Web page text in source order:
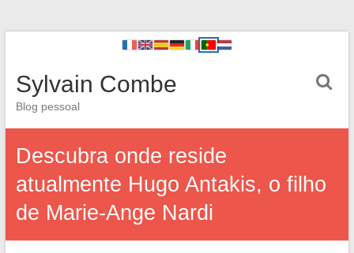
Sylvain Combe
Blog pessoal
Descubra onde reside
atualmente Hugo Antakis, o filho
de Marie-Ange Nardi